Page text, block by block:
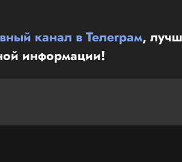
канал в Телеграм,
информации!